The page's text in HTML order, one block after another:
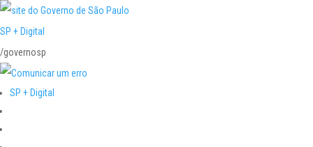
SP + Digital
/governosp
SP + Digital